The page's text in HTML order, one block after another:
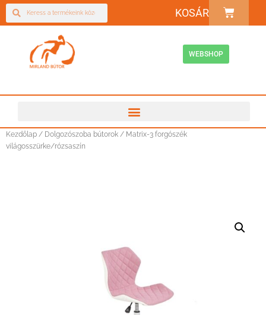
KOSÁR
WEBSHOP
Kezdőlap / Dolgozószoba bútorok / Matrix-3 forgószék
világosszürke/rózsaszín